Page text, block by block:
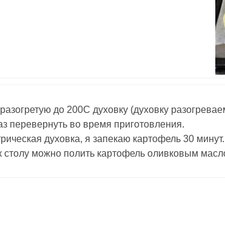
до 200С духовку (духовку
перевернуть во время приготовления.
духовка, я запекаю картофель 30 минут.
столу можно полить картофель оливковым